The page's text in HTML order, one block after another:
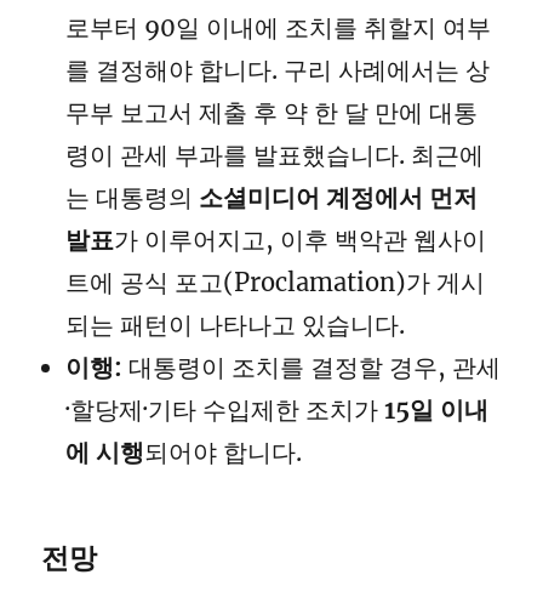
로부터 90일 이내에 조치를 취할지 여부
를 결정해야 합니다. 구리 사례에서는 상
무부 보고서 제출 후 약 한 달 만에 대통
령이 관세 부과를 발표했습니다. 최근에
는 대통령의 소셜미디어 계정에서 먼저
발표가 이루어지고, 이후 백악관 웹사이
트에 공식 포고(Proclamation)가 게시
되는 패턴이 나타나고 있습니다.
이행: 대통령이 조치를 결정할 경우, 관세
·할당제·기타 수입제한 조치가15일 이내
에 시행되어야 합니다.
전망